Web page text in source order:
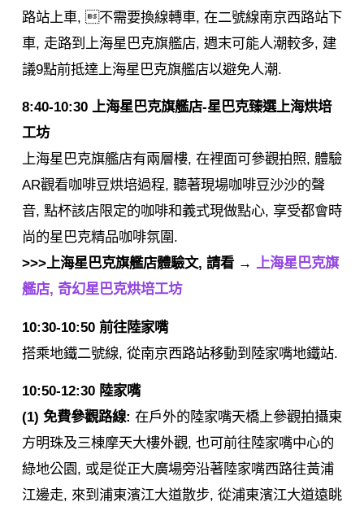
路站上車, 不需要換線轉車, 在二號線南京西路站下
車, 走路到上海星巴克旗艦店, 週末可能人潮較多, 建
議9點前抵達上海星巴克旗艦店以避免人潮.
8:40-10:30 上海星巴克旗艦店-星巴克臻選上海烘培
工坊
上海星巴克旗艦店有兩層樓, 在裡面可參觀拍照, 體驗
AR觀看咖啡豆烘培過程, 聽著現場咖啡豆沙沙的聲
音, 點杯該店限定的咖啡和義式現做點心, 享受都會時
尚的星巴克精品咖啡氛圍.
>>>上海星巴克旗艦店體驗文, 請看 → 上海星巴克旗
艦店, 奇幻星巴克烘培工坊
10:30-10:50 前往陸家嘴
搭乘地鐵二號線, 從南京西路站移動到陸家嘴地鐵站.
10:50-12:30 陸家嘴
(1) 免費參觀路線: 在戶外的陸家嘴天橋上參觀拍攝東
方明珠及三棟摩天大樓外觀, 也可前往陸家嘴中心的
綠地公園, 或是從正大廣場旁沿著陸家嘴西路往黃浦
江邊走, 來到浦東濱江大道散步, 從浦東濱江大道遠眺